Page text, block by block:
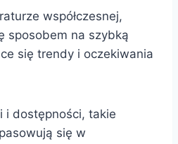
współczesnej,
sposobem na szybką
się trendy i oczekiwania
i dostępności, takie
się w